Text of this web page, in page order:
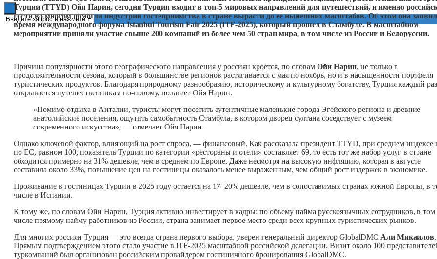
Турции (TTYD) Ойя Нарин, сегодня Турция входит в топ-5 мировых направлений для путешествий, и именно
гости во многом помогли индустрии гостеприимства в стране вырасти до ее нынешних масштабов. Об этом она
время международного форума Istanbul Tourism Fair 2025 (ITF-2025), который прошел в Стамбуле. В масштабном
мероприятии приняли участие свыше 200 компаний из более чем 50 стран мира, в том числе из России и Белоруссии.
Причина популярности этого географического направления у россиян кроется, по словам Ойи Нарин, не только в
продолжительности сезона, который в большинстве регионов растягивается с мая по ноябрь, но и в насыщенности портфеля
туристических продуктов. Благодаря природному разнообразию, историческому и культурному богатству, Турция каждый раз
открывается путешественникам по-новому, полагает Ойя Нарин.
«Помимо отдыха в Анталии, туристы могут посетить аутентичные маленькие города Эгейского региона и древние
анатолийские поселения, ощутить самобытность Стамбула, в котором дворец султана соседствует с музеем
современного искусства», — отмечает Ойя Нарин.
Однако ключевой фактор, влияющий на рост спроса, — финансовый. Как рассказала президент TTYD, при среднем индексе
по ЕС, равном 100, показатель Турции по категории «рестораны и отели» составляет 69, то есть тот же набор услуг в стране
обходится примерно на 31% дешевле, чем в среднем по Европе. Даже несмотря на высокую инфляцию, которая в августе
составила около 33%, повышение цен на гостиницы оказалось менее выраженным, чем общий рост издержек в экономике.
Проживание в гостиницах Турции в 2025 году остается на 17–20% дешевле, чем в сопоставимых странах южной Европы, в
числе в Испании.
К тому же, по словам Ойи Нарин, Турция активно инвестирует в кадры: по объему найма русскоязычных сотрудников, в том
числе прямому найму работников из России, страна занимает первое место среди всех крупных туристических рынков.
Для многих россиян Турция — это всегда страна первого выбора, уверен генеральный директор GlobalDMC Али Микаилов.
Прямым подтверждением этого стало участие в ITF-2025 масштабной российской делегации. Визит около 100
туркомпаний был организован российским провайдером гостиничного бронирования GlobalDMC.